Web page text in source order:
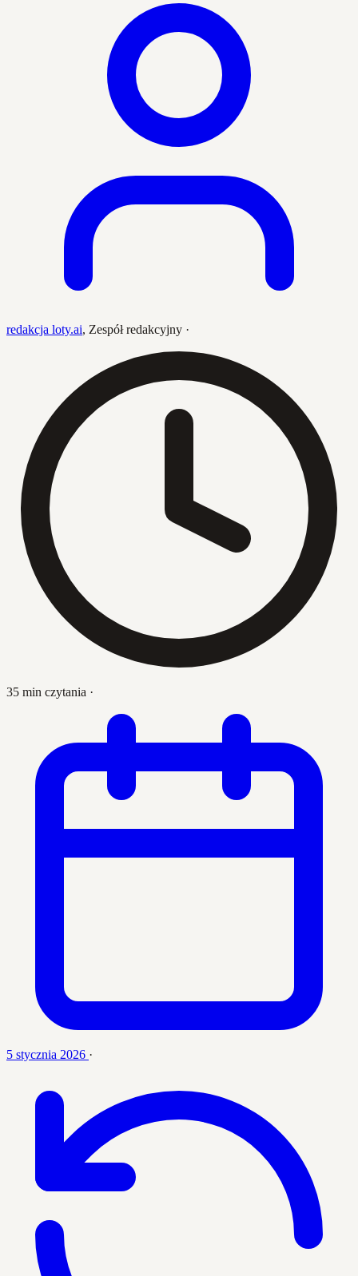
redakcja loty.ai, Zespół redakcyjny ·
35 min czytania ·
5 stycznia 2026 ·